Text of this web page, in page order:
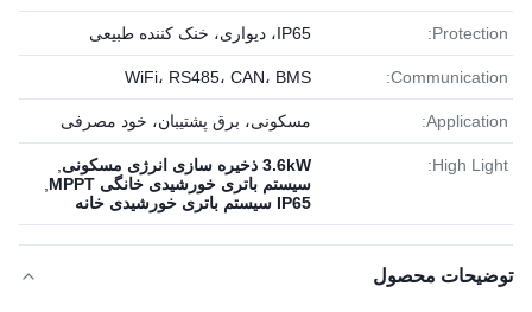
Protection: IP65، دیواری، خنک کننده طبیعی
Communication: WiFi، RS485، CAN، BMS
Application: مسکونی، برق پشتیبان، خود مصرفی
High Light: 3.6kW ذخیره سازی انرژی مسکونی
سیستم باتری خورشیدی خانگی MPPT
IP65 سیستم باتری خورشیدی خانه
توضیحات محصول